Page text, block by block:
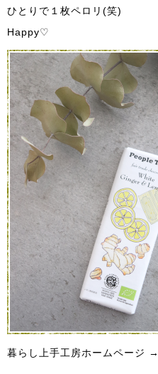
ひとりで１枚ペロリ(笑)
Happy♡
暮らし上手工房ホームページ →